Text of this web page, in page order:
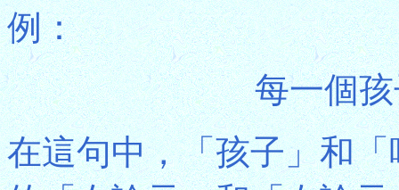
例：
每一個
在這句中，「孩子」和